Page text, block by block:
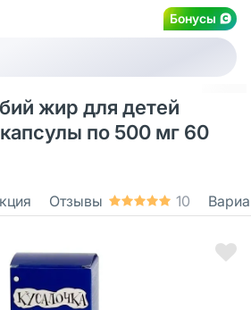
Бонусы
жир для детей
по 500 мг 60
Отзывы 10